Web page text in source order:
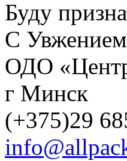
Буду
С
ОДО
г Минск
(+375)29